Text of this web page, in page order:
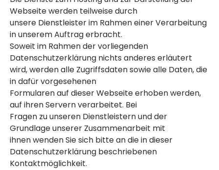
Webseite werden teilweise durch
unsere Dienstleister im Rahmen einer Verarbeitung
in unserem Auftrag erbracht.
Soweit im Rahmen der vorliegenden
Datenschutzerklärung nichts anderes erläutert
wird, werden alle Zugriffsdaten sowie alle Daten, die
in dafür vorgesehenen
Formularen auf dieser Webseite erhoben werden,
auf ihren Servern verarbeitet. Bei
Fragen zu unseren Dienstleistern und der
Grundlage unserer Zusammenarbeit mit
ihnen wenden Sie sich bitte an die in dieser
Datenschutzerklärung beschriebenen
Kontaktmöglichkeit.